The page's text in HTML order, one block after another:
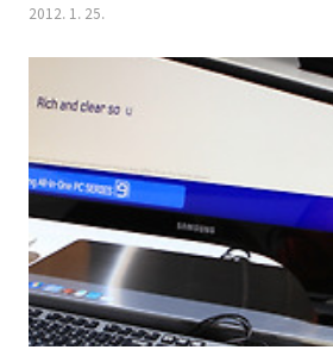
카드를 사용하면서 쿨러의 소음이 크다고 불편
있는데요. 결론부터 이야기해보면 ARCTIC
바꾸면 소음이 확 줄어듭니다. 레퍼런스 쿨러를
돌고 일정 온도를 유지한다면 아틱 트윈 터보 2
서도 그정도 온도를 유지해준다는 그런 내용이죠
2012. 1. 25.